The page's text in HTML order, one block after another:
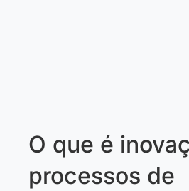
O que é
processos de